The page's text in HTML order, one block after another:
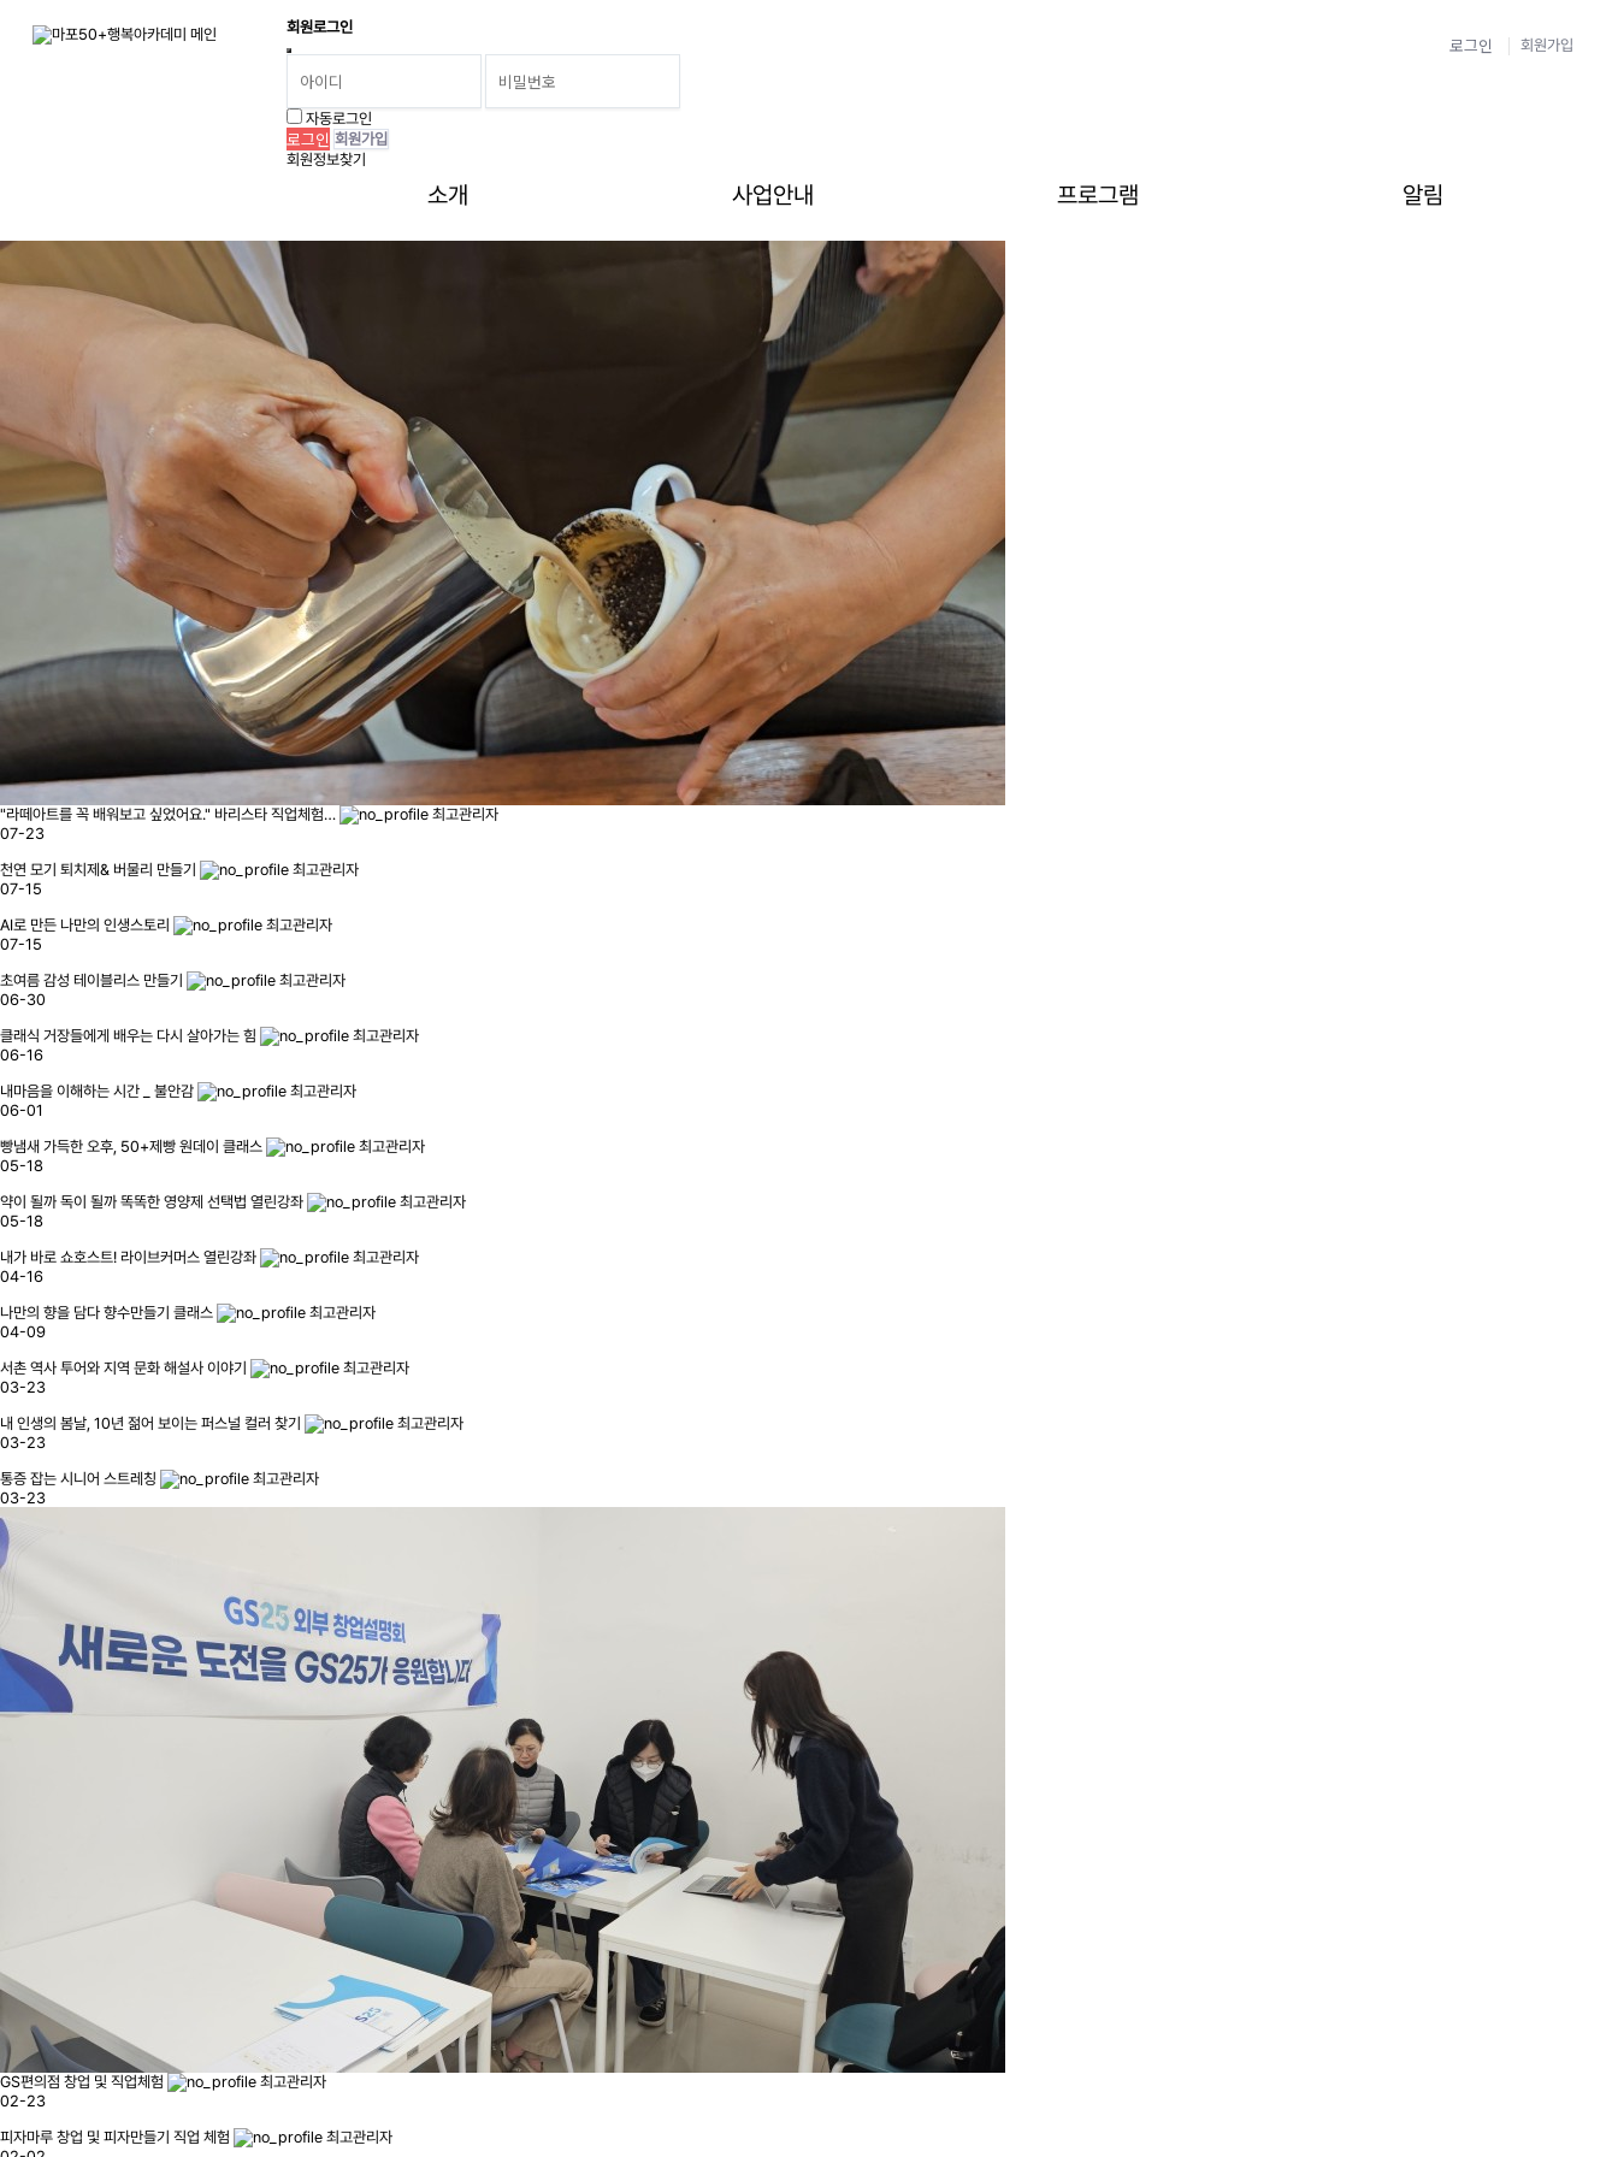
로그인 회원가입
회원로그인
자동로그인
회원가입
회원정보찾기
소개 사업안내 프로그램 알림
"라떼아트를 꼭 배워보고 싶었어요." 바리스타 직업체험…
최고관리자
07-23
천연 모기 퇴치제& 버물리 만들기
최고관리자
07-15
AI로 만든 나만의 인생스토리
최고관리자
07-15
초여름 감성 테이블리스 만들기
최고관리자
06-30
클래식 거장들에게 배우는 다시 살아가는 힘
최고관리자
06-16
내마음을 이해하는 시간 _ 불안감
최고관리자
06-01
빵냄새 가득한 오후, 50+제빵 원데이 클래스
최고관리자
05-18
약이 될까 독이 될까 똑똑한 영양제 선택법 열린강좌
최고관리자
05-18
내가 바로 쇼호스트! 라이브커머스 열린강좌
최고관리자
04-16
나만의 향을 담다 향수만들기 클래스
최고관리자
04-09
서촌 역사 투어와 지역 문화 해설사 이야기
최고관리자
03-23
내 인생의 봄날, 10년 젊어 보이는 퍼스널 컬러 찾기
최고관리자
03-23
통증 잡는 시니어 스트레칭
최고관리자
03-23
GS편의점 창업 및 직업체험
최고관리자
02-23
피자마루 창업 및 피자만들기 직업 체험
최고관리자